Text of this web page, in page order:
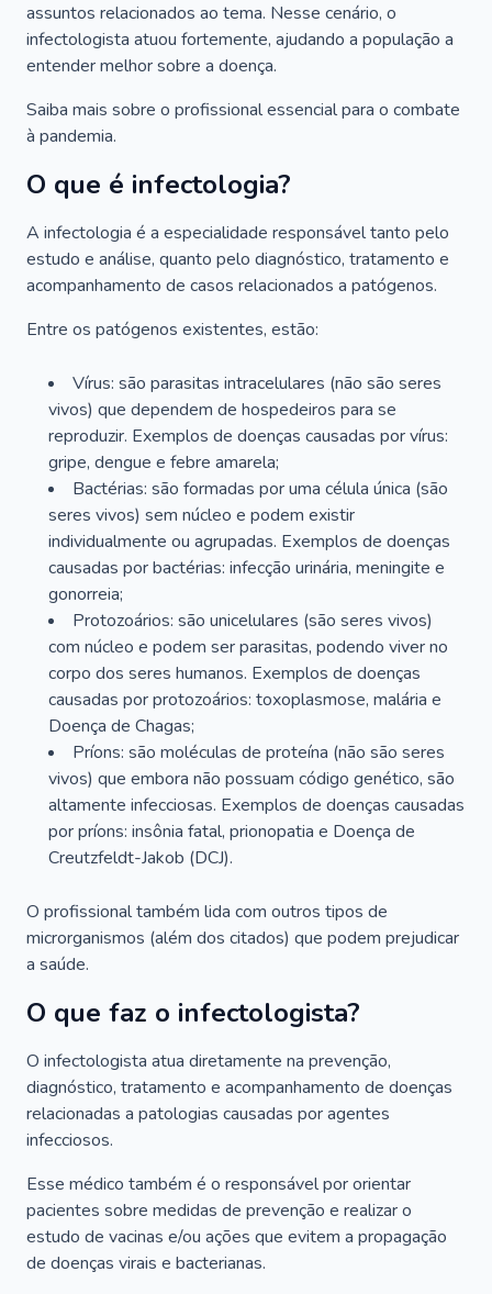
assuntos relacionados ao tema. Nesse cenário, o
infectologista atuou fortemente, ajudando a população a
entender melhor sobre a doença.
Saiba mais sobre o profissional essencial para o combate
à pandemia.
O que é infectologia?
A infectologia é a especialidade responsável tanto pelo
estudo e análise, quanto pelo diagnóstico, tratamento e
acompanhamento de casos relacionados a patógenos.
Entre os patógenos existentes, estão:
Vírus: são parasitas intracelulares (não são seres
vivos) que dependem de hospedeiros para se
reproduzir. Exemplos de doenças causadas por vírus:
gripe, dengue e febre amarela;
Bactérias: são formadas por uma célula única (são
seres vivos) sem núcleo e podem existir
individualmente ou agrupadas. Exemplos de doenças
causadas por bactérias: infecção urinária, meningite e
gonorreia;
Protozoários: são unicelulares (são seres vivos)
com núcleo e podem ser parasitas, podendo viver no
corpo dos seres humanos. Exemplos de doenças
causadas por protozoários: toxoplasmose, malária e
Doença de Chagas;
Príons: são moléculas de proteína (não são seres
vivos) que embora não possuam código genético, são
altamente infecciosas. Exemplos de doenças causadas
por príons: insônia fatal, prionopatia e Doença de
Creutzfeldt-Jakob (DCJ).
O profissional também lida com outros tipos de
microrganismos (além dos citados) que podem prejudicar
a saúde.
O que faz o infectologista?
O infectologista atua diretamente na prevenção,
diagnóstico, tratamento e acompanhamento de doenças
relacionadas a patologias causadas por agentes
infecciosos.
Esse médico também é o responsável por orientar
pacientes sobre medidas de prevenção e realizar o
estudo de vacinas e/ou ações que evitem a propagação
de doenças virais e bacterianas.